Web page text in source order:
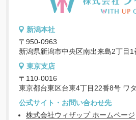
新潟本社
〒950-0963
新潟県新潟市中央区南出来島2丁目1
東京支店
〒110-0016
東京都台東区台東4丁目22番8号 ワ
公式サイト・お問い合わせ先
株式会社ウィザップ ホームページ